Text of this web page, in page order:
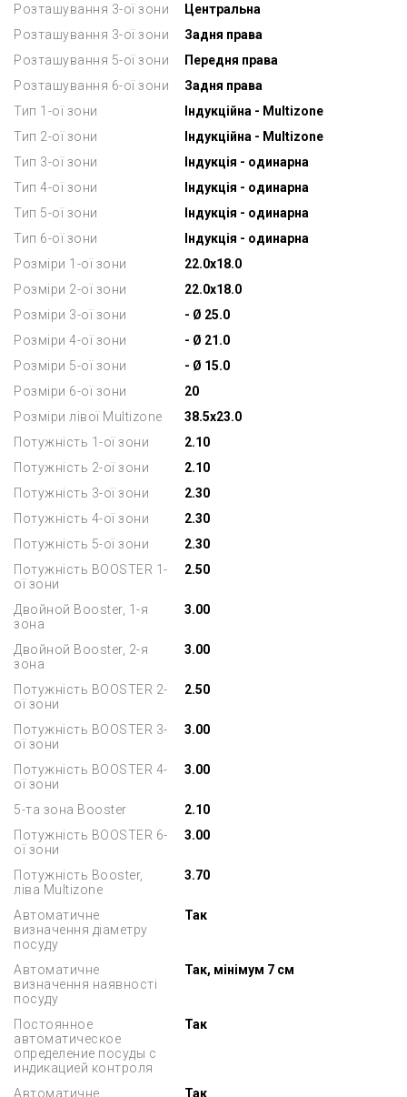
Розташування 3-ої зони
Центральна
Розташування 3-ої зони
Задня права
Розташування 5-ої зони
Передня права
Розташування 6-ої зони
Задня права
Тип 1-ої зони
Індукційна - Multizone
Тип 2-ої зони
Індукційна - Multizone
Тип 3-ої зони
Індукція - одинарна
Тип 4-ої зони
Індукція - одинарна
Тип 5-ої зони
Індукція - одинарна
Тип 6-ої зони
Індукція - одинарна
Розміри 1-ої зони
22.0x18.0
Розміри 2-ої зони
22.0x18.0
Розміри 3-ої зони
- Ø 25.0
Розміри 4-ої зони
- Ø 21.0
Розміри 5-ої зони
- Ø 15.0
Розміри 6-ої зони
20
Розміри лівої Multizone
38.5x23.0
Потужність 1-ої зони
2.10
Потужність 2-ої зони
2.10
Потужність 3-ої зони
2.30
Потужність 4-ої зони
2.30
Потужність 5-ої зони
2.30
Потужність BOOSTER 1-
ої зони
2.50
Двойной Booster, 1-я
зона
3.00
Двойной Booster, 2-я
зона
3.00
Потужність BOOSTER 2-
ої зони
2.50
Потужність BOOSTER 3-
ої зони
3.00
Потужність BOOSTER 4-
ої зони
3.00
5-та зона Booster
2.10
Потужність BOOSTER 6-
ої зони
3.00
Потужність Booster,
ліва Multizone
3.70
Автоматичне
визначення діаметру
посуду
Так
Автоматичне
визначення наявності
посуду
Так, мінімум 7 см
Постоянное
автоматическое
определение посуды с
индикацией контроля
Так
Автоматичне
Так